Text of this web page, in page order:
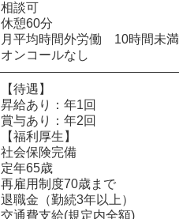
相談可
休憩60分
月平均時間外労働　10時間未満
オンコールなし
【待遇】
昇給あり：年1回
賞与あり：年2回
【福利厚生】
社会保険完備
定年65歳
再雇用制度70歳まで
退職金（勤続3年以上）
交通費支給(規定内全額)